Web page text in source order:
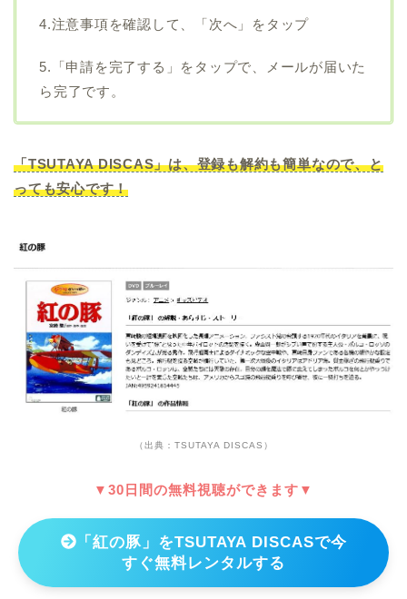
4.注意事項を確認して、「次へ」をタップ
5.「申請を完了する」をタップで、メールが届いた
ら完了です。
「TSUTAYA DISCAS」は、登録も解約も簡単なので、と
っても安心です！
（出典：TSUTAYA DISCAS）
▼30日間の無料視聴ができます▼
「紅の豚」をTSUTAYA DISCASで今
すぐ無料レンタルする